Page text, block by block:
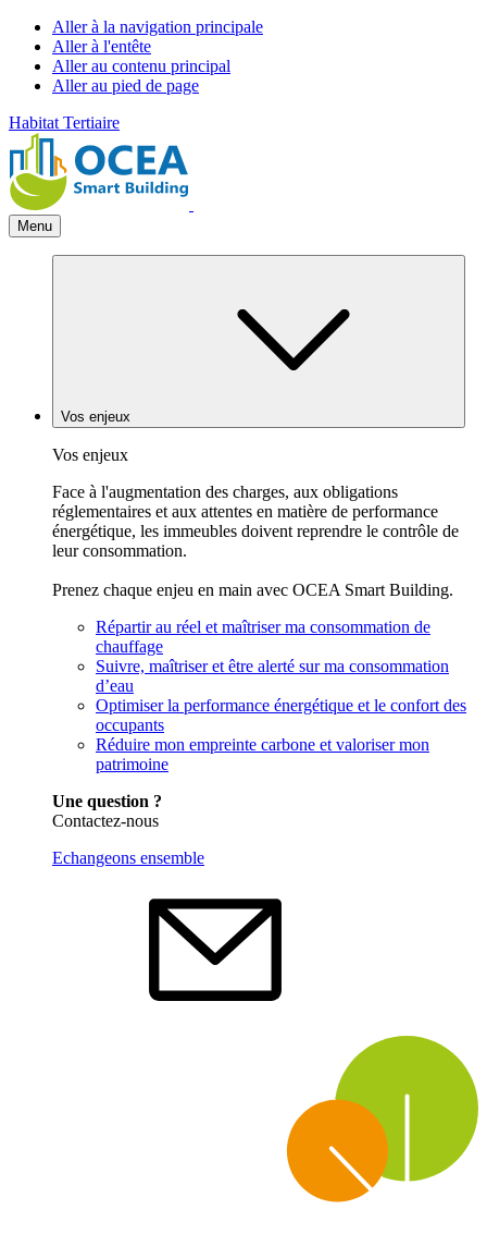
Aller à la navigation principale
Aller à l'entête
Aller au contenu principal
Aller au pied de page
Habitat Tertiaire
Menu
Vos enjeux
Vos enjeux
Face à l'augmentation des charges, aux obligations
réglementaires et aux attentes en matière de performance
énergétique, les immeubles doivent reprendre le contrôle de
leur consommation.
Prenez chaque enjeu en main avec OCEA Smart Building.
Répartir au réel et maîtriser ma consommation de
chauffage
Suivre, maîtriser et être alerté sur ma consommation
d’eau
Optimiser la performance énergétique et le confort des
occupants
Réduire mon empreinte carbone et valoriser mon
patrimoine
Une question ?
Contactez-nous
Echangeons ensemble